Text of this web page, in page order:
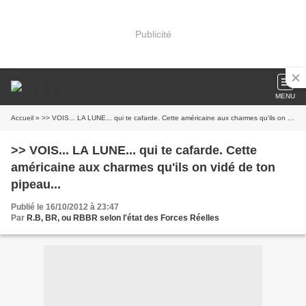
Publicité
MENU
Accueil » >> VOIS... LA LUNE... qui te cafarde. Cette américaine aux charmes qu'ils on vidé de ton pipeau...
>> VOIS... LA LUNE... qui te cafarde. Cette
américaine aux charmes qu'ils on vidé de ton
pipeau...
Publié le 16/10/2012 à 23:47
Par R.B, BR, ou RBBR selon l'état des Forces Réelles